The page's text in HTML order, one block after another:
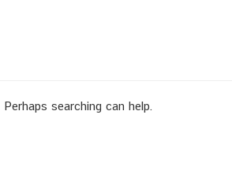
searching can help.